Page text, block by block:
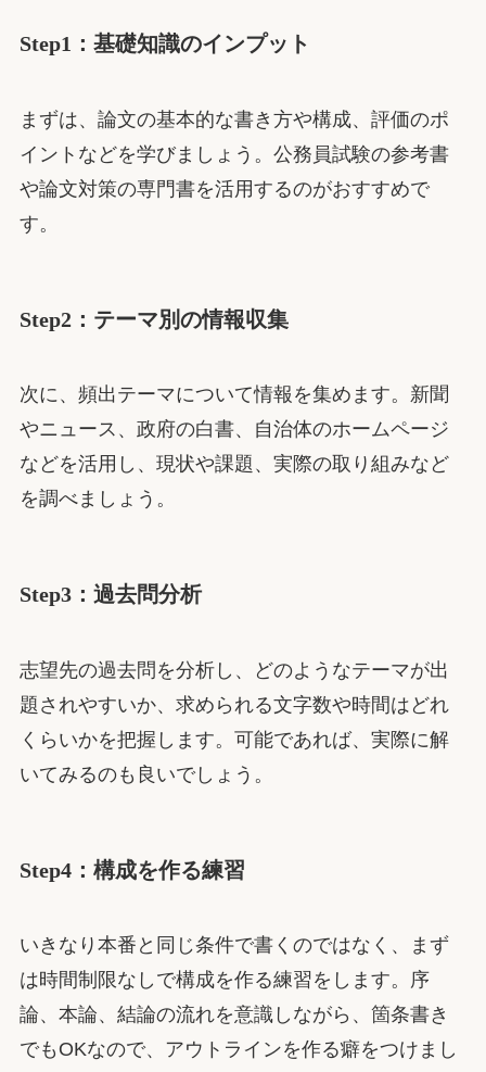
Step1：基礎知識のインプット
まずは、論文の基本的な書き方や構成、評価のポ
イントなどを学びましょう。公務員試験の参考書
や論文対策の専門書を活用するのがおすすめで
す。
Step2：テーマ別の情報収集
次に、頻出テーマについて情報を集めます。新聞
やニュース、政府の白書、自治体のホームページ
などを活用し、現状や課題、実際の取り組みなど
を調べましょう。
Step3：過去問分析
志望先の過去問を分析し、どのようなテーマが出
題されやすいか、求められる文字数や時間はどれ
くらいかを把握します。可能であれば、実際に解
いてみるのも良いでしょう。
Step4：構成を作る練習
いきなり本番と同じ条件で書くのではなく、まず
は時間制限なしで構成を作る練習をします。序
論、本論、結論の流れを意識しながら、箇条書き
でもOKなので、アウトラインを作る癖をつけまし